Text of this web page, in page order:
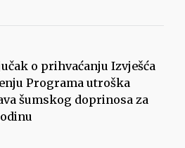
o prihvaćanju Izvješća
Programa utroška
šumskog doprinosa za